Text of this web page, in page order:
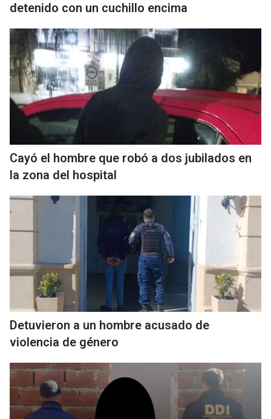
detenido con un cuchillo encima
Cayó el hombre que robó a dos jubilados en
la zona del hospital
Detuvieron a un hombre acusado de
violencia de género